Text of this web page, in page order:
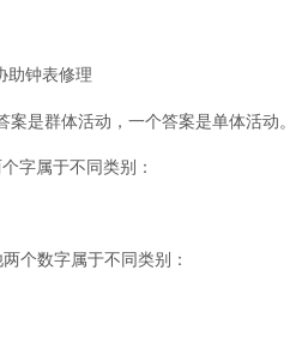
助钟表修理
是群体活动，一个答案是单体活动。
字属于不同类别：
个数字属于不同类别：